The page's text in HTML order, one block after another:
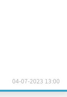
04-07-2023 13:00